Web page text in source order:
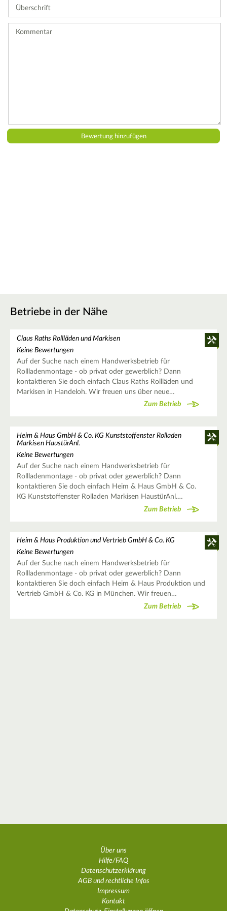
eine
Betriebe in der Nähe
Claus Raths Rollläden und Markisen
Keine Bewertungen
Auf der Suche nach einem Handwerksbetrieb für
Rollladenmontage - ob privat oder gewerblich? Dann
kontaktieren Sie doch einfach Claus Raths Rollläden und
Markisen in Handeloh. Wir freuen uns über neue…
Zum Betrieb
Heim & Haus GmbH & Co. KG Kunststoffenster Rolladen
Markisen HaustürAnl.
Keine Bewertungen
Auf der Suche nach einem Handwerksbetrieb für
Rollladenmontage - ob privat oder gewerblich? Dann
kontaktieren Sie doch einfach Heim & Haus GmbH & Co.
KG Kunststoffenster Rolladen Markisen HaustürAnl.…
Zum Betrieb
Heim & Haus Produktion und Vertrieb GmbH & Co. KG
Keine Bewertungen
Auf der Suche nach einem Handwerksbetrieb für
Rollladenmontage - ob privat oder gewerblich? Dann
kontaktieren Sie doch einfach Heim & Haus Produktion und
Vertrieb GmbH & Co. KG in München. Wir freuen…
Zum Betrieb
Über uns
Hilfe/FAQ
Datenschutzerklärung
AGB und rechtliche Infos
Impressum
Kontakt